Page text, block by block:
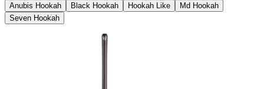
Anubis Hookah Black Hookah Hookah Like
Md Hookah
Seven Hookah